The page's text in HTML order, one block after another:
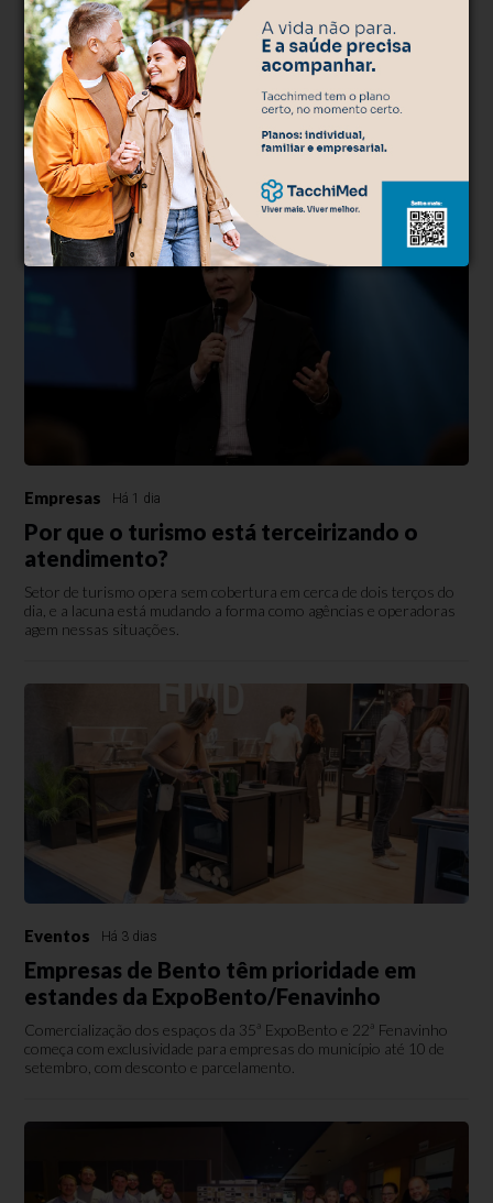
500caracteres restantes.
Comentar
Empresas Há 1 dia
Por que o turismo está terceirizando o
atendimento?
Setor de turismo opera sem cobertura em cerca de dois terços do
dia, e a lacuna está mudando a forma como agências e operadoras
agem nessas situações.
Eventos Há 3 dias
Empresas de Bento têm prioridade em
estandes da ExpoBento/Fenavinho
Comercialização dos espaços da 35ª ExpoBento e 22ª Fenavinho
começa com exclusividade para empresas do município até 10 de
setembro, com desconto e parcelamento.